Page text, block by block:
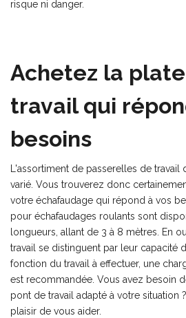
risque ni danger.
Achetez la
travail qui
besoins
L'assortiment de passerelles de
varié. Vous trouverez donc
votre échafaudage qui répond à vos
pour échafaudages roulants sont
longueurs, allant de 3 à 8 mètres. En
travail se distinguent par leur capacité
fonction du travail à effectuer, une
est recommandée. Vous avez besoin
pont de travail adapté à votre situation
plaisir de vous aider.